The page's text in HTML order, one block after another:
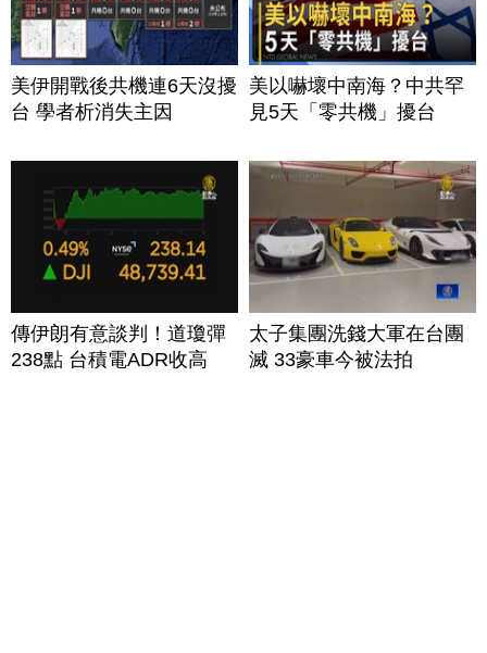
美伊開戰後共機連6天沒擾
台 學者析消失主因
美以嚇壞中南海？中共罕
見5天「零共機」擾台
傳伊朗有意談判！道瓊彈
238點 台積電ADR收高
太子集團洗錢大軍在台團
滅 33豪車今被法拍